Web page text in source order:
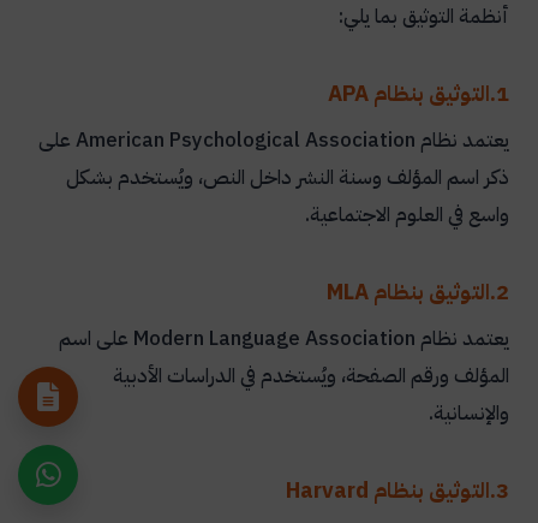
أنظمة التوثيق بما يلي:
1.التوثيق بنظام APA
يعتمد نظام American Psychological Association على
ذكر اسم المؤلف وسنة النشر داخل النص، ويُستخدم بشكل
واسع في العلوم الاجتماعية.
2.التوثيق بنظام MLA
يعتمد نظام Modern Language Association على اسم
المؤلف ورقم الصفحة، ويُستخدم في الدراسات الأدبية
والإنسانية.
3.التوثيق بنظام Harvard